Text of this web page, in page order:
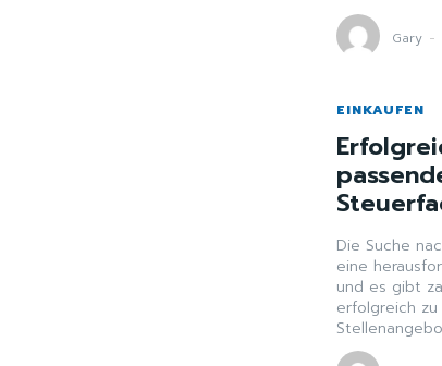
Gary -
EINKAUFEN
Die Suche
eine
und es gibt
erfolgreich